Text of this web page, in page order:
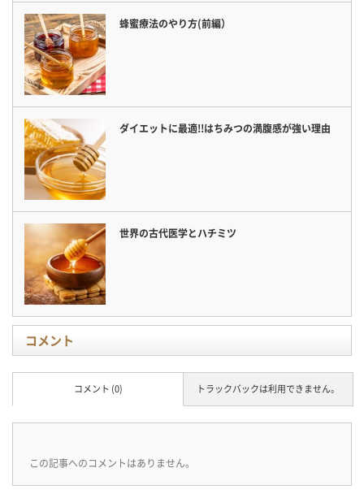
蜂蜜療法のやり方(前編）
ダイエットに最適!!はちみつの満腹感が強い理由
世界の古代医学とハチミツ
コメント
トラックバックは利用できません。
コメント (0)
この記事へのコメントはありません。